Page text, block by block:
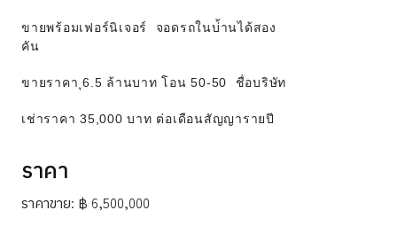
ขายพร้อมเฟอร์นิเจอร์ จอดรถในบ่้านได้สอง
คัน
ขายราคา ุ6.5 ล้านบาท โอน 50-50 ชื่อบริษัท
เช่าราคา 35,000 บาท ต่อเดือนสัญญารายปี
ราคา
ราคาขาย: ฿ 6,500,000